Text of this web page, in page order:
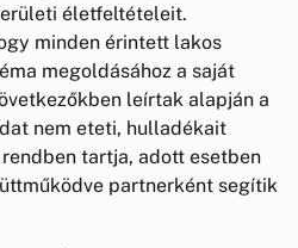
életfeltételeit.
minden érintett lakos
megoldásához a saját
leírtak alapján a
nem eteti, hulladékait
tartja, adott esetben
partnerként segítik